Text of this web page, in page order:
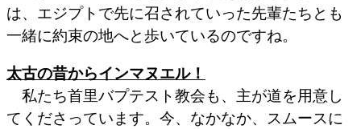
は、エジプトで先に召されていった先輩たちとも
一緒に約束の地へと歩いているのですね。
太古の昔からインマヌエル！
私たち首里バプテスト教会も、主が道を用意し
てくださっています。今、なかなか、スムースに